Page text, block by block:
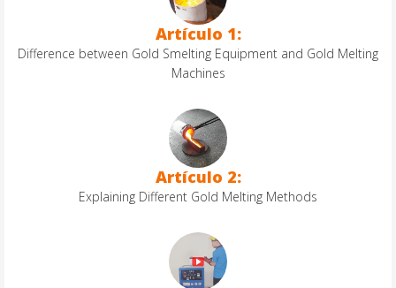
Artículo 1:
Difference between Gold Smelting Equipment and Gold Melting
Machines
Artículo 2:
Explaining Different Gold Melting Methods